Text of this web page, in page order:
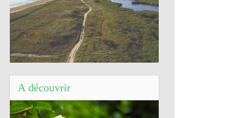
A découvrir